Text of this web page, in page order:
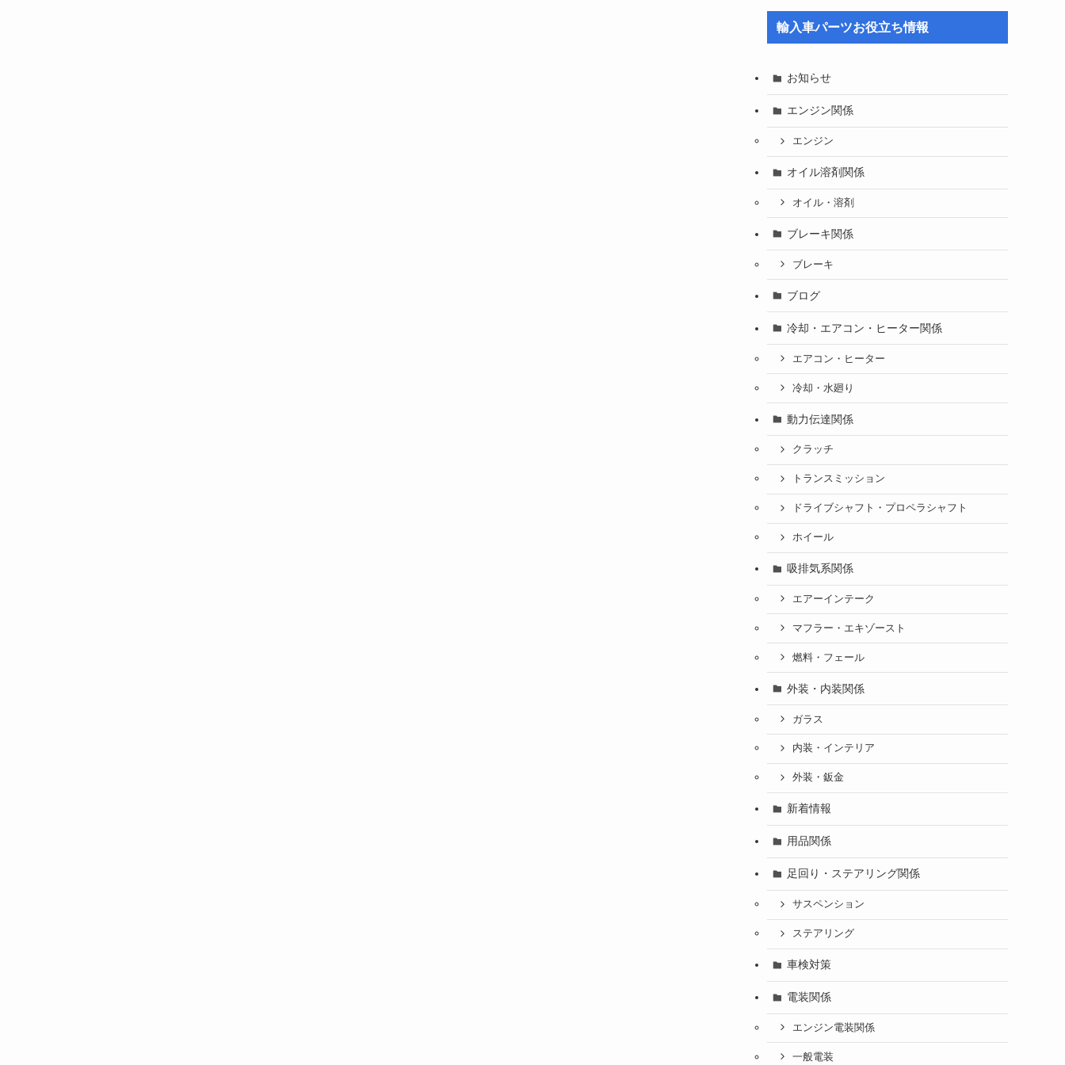
輸入車パーツお役立ち情報
お知らせ
エンジン関係
エンジン
オイル溶剤関係
オイル・溶剤
ブレーキ関係
ブレーキ
ブログ
冷却・エアコン・ヒーター関係
エアコン・ヒーター
冷却・水廻り
動力伝達関係
クラッチ
トランスミッション
ドライブシャフト・プロペラシャフト
ホイール
吸排気系関係
エアーインテーク
マフラー・エキゾースト
燃料・フェール
外装・内装関係
ガラス
内装・インテリア
外装・鈑金
新着情報
用品関係
足回り・ステアリング関係
サスペンション
ステアリング
車検対策
電装関係
エンジン電装関係
一般電装